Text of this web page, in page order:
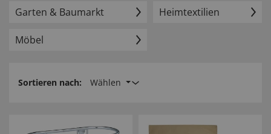
Garten & Baumarkt Heimtextilien
Möbel
Sortieren nach: Wählen